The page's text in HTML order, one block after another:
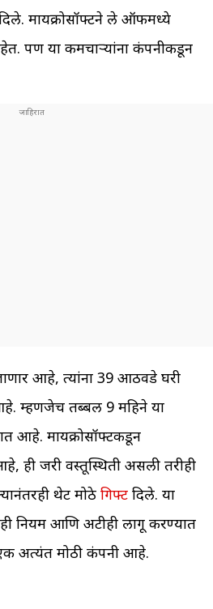
मायक्रोसॉफ्टने ले ऑफमध्ये
पण या कर्मचाऱ्यांना कंपनीकडून
आहे, त्यांना 39 आठवडे घरी
म्हणजेच तब्बल 9 महिने या
आहे. मायक्रोसॉफ्टकडून
ही जरी वस्तूस्थिती असली तरीही
थेट मोठे गिफ्ट दिले. या
नियम आणि अटीही लागू करण्यात
अत्यंत मोठी कंपनी आहे.